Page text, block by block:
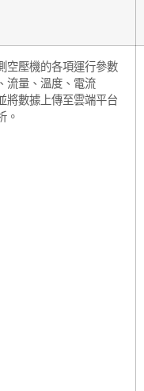
空壓機的各項運行參數
流量、溫度、電流
將數據上傳至雲端平台
。